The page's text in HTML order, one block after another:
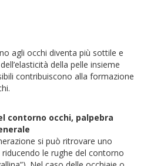
agli occhi diventa più sottile e
della pelle insieme
contribuiscono alla formazione
contorno occhi, palpebra
si può ritrovare uno
le rughe del contorno